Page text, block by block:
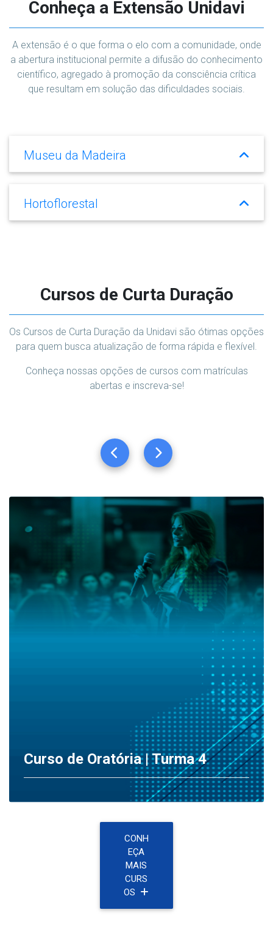
Conheça a Extensão Unidavi
A extensão é o que forma o elo com a comunidade, onde
a abertura institucional permite a difusão do conhecimento
científico, agregado à promoção da consciência crítica
que resultam em solução das dificuldades sociais.
Museu da Madeira
Hortoflorestal
Cursos de Curta Duração
Os Cursos de Curta Duração da Unidavi são ótimas opções
para quem busca atualização de forma rápida e flexível.
Conheça nossas opções de cursos com matrículas
abertas e inscreva-se!
Curso de Oratória | Turma 4
Curso de Oratória | Turma 4
O curso de curta duração de Curso de Oratória tem
como objetivo preparar profissionais altamente
competentes para falar em público com
desprendimento e segurança.
CONH
EÇA
MAIS
CURS
OS